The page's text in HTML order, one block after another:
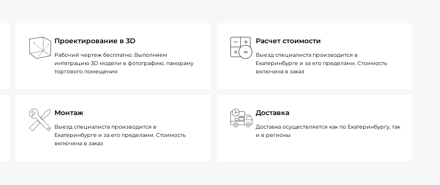
Проектирование в 3D
Рабочий чертеж бесплатно. Выполняем
интеграцию 3D модели в фотографию, панораму
торгового помещения
Расчет стоимости
Выезд специалиста производится в
Екатеринбурге и за его пределами. Стоимость
включена в заказ
Монтаж
Выезд специалиста производится в
Екатеринбурге и за его пределами. Стоимость
включена в заказ
Доставка
Доставка осуществляется как по Екатеринбургу, так
и в регионы